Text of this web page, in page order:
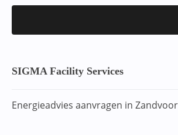
SIGMA Facility Services
Energieadvies aanvragen in